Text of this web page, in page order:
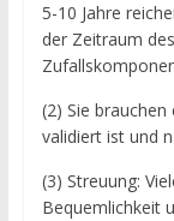
5-10 Jahre
der Zeitraum
(2) Sie
validiert ist und
(3) Streuung:
Bequemlichkeit